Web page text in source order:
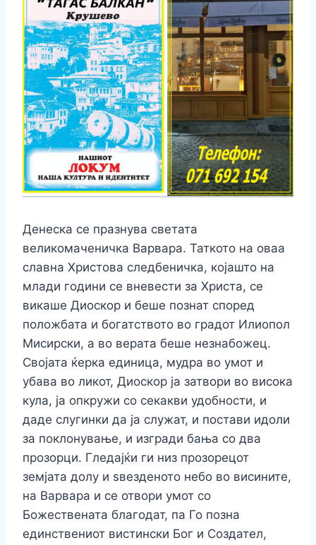
Денеска се празнува светата
великомаченичка Варвара. Таткото на оваа
славна Христова следбеничка, којашто на
млади години се вневести за Христа, се
викаше Диоскор и беше познат според
положбата и богатството во градот Илиопол
Мисирски, а во верата беше незнабожец.
Својата ќерка единица, мудра во умот и
убава во ликот, Диоскор ја затвори во висока
кула, ја опкружи со секакви удобности, и
даде слугинки да ја служат, и постави идоли
за поклонување, и изгради бања со два
прозорци. Гледајќи ги низ прозорецот
земјата долу и ѕвезденото небо во висините,
на Варвара и се отвори умот со
Божествената благодат, па Го позна
единствениот вистински Бог и Создател,